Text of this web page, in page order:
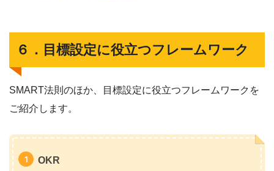
６．目標設定に役立つフレームワーク
SMART法則のほか、目標設定に役立つフレームワークを
ご紹介します。
OKR